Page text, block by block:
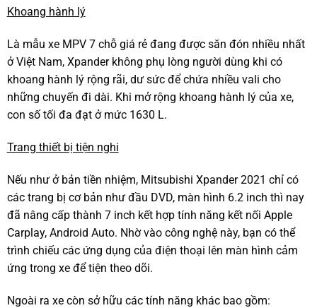
Khoang hành lý
Là mẫu xe MPV 7 chỗ giá rẻ đang được săn đón nhiều nhất
ở Việt Nam, Xpander không phụ lòng người dùng khi có
khoang hành lý rộng rãi, dư sức để chứa nhiều vali cho
những chuyến đi dài. Khi mở rộng khoang hành lý của xe,
con số tối đa đạt ở mức 1630 L.
Trang thiết bị tiện nghi
Nếu như ở bản tiền nhiệm, Mitsubishi Xpander 2021 chỉ có
các trang bị cơ bản như đầu DVD, màn hình 6.2 inch thì nay
đã nâng cấp thành 7 inch kết hợp tính năng kết nối Apple
Carplay, Android Auto. Nhờ vào công nghệ này, bạn có thể
trình chiếu các ứng dụng của điện thoại lên màn hình cảm
ứng trong xe để tiện theo dõi.
Ngoài ra xe còn sở hữu các tính năng khác bao gồm: